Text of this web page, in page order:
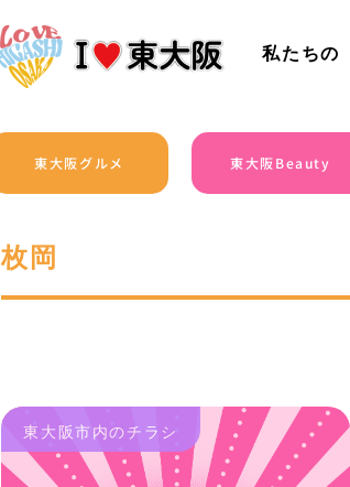
私たちの
東大阪グルメ 東大阪Beauty
枚岡
東大阪市内のチラシ